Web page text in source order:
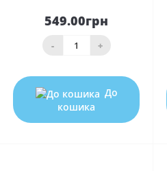
549.00грн
- +
До
кошика